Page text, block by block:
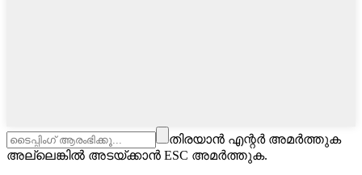
തിരയാൻ എന്റർ അമർത്തുക
അല്ലെങ്കിൽ അടയ്ക്കാൻ ESC അമർത്തുക.